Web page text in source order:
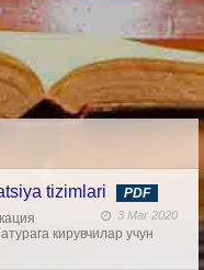
tizimlari PDF
3 Mar 2020
кирувчилар учун